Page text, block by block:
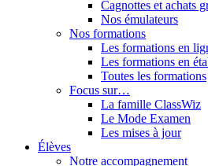
Cagnottes et achats
Nos émulateurs
Nos formations
Les formations en
Les formations en
Toutes les formations
Focus sur…
La famille ClassWiz
Le Mode Examen
Les mises à jour
Élèves
Notre accompagnement